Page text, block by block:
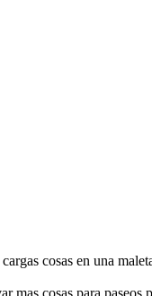
cosas en una
mas cosas para paseos